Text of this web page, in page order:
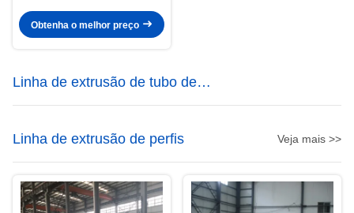
51/110
Obtenha o melhor preço
Linha de extrusão de tubo de
plástico
Linha de extrusão de perfis
Veja mais >>